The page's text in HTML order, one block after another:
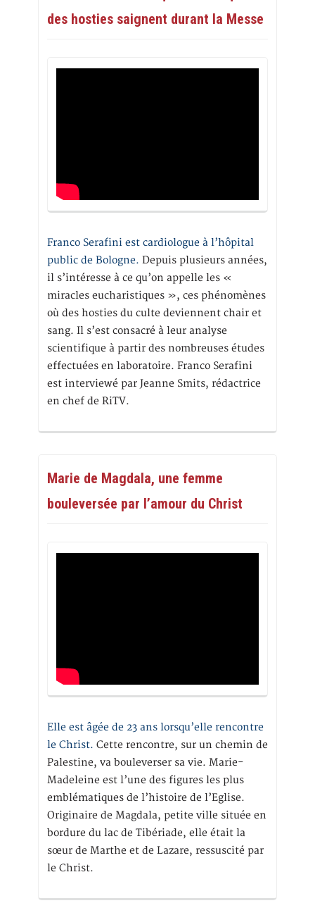
des hosties saignent durant la Messe
Franco Serafini est cardiologue à l’hôpital
public de Bologne. Depuis plusieurs années,
il s’intéresse à ce qu’on appelle les «
miracles eucharistiques », ces phénomènes
où des hosties du culte deviennent chair et
sang. Il s’est consacré à leur analyse
scientifique à partir des nombreuses études
effectuées en laboratoire. Franco Serafini
est interviewé par Jeanne Smits, rédactrice
en chef de RiTV.
Marie de Magdala, une femme
bouleversée par l’amour du Christ
Elle est âgée de 23 ans lorsqu’elle rencontre
le Christ. Cette rencontre, sur un chemin de
Palestine, va bouleverser sa vie. Marie-
Madeleine est l’une des figures les plus
emblématiques de l’histoire de l’Eglise.
Originaire de Magdala, petite ville située en
bordure du lac de Tibériade, elle était la
sœur de Marthe et de Lazare, ressuscité par
le Christ.